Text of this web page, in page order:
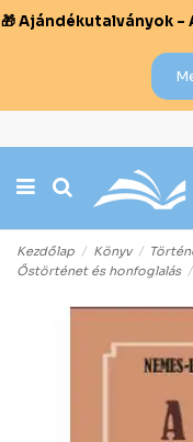
🎁 Ajándékutalványok
Kezdőlap Könyv
Őstörténet és honfoglalás